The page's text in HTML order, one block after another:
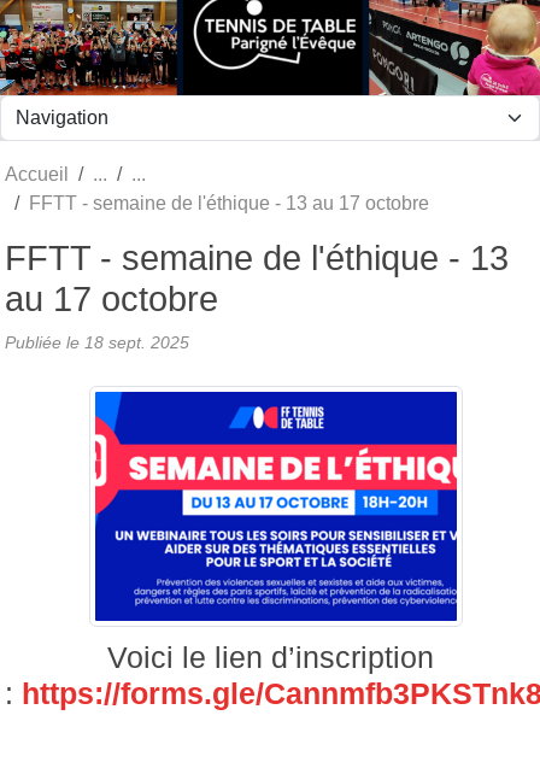
Accueil
FFTT - semaine de l'éthique - 13 au 17 octobre
FFTT - semaine de l'éthique - 13
au 17 octobre
Publiée le 18 sept. 2025
Voici le lien d’inscription
: https://forms.gle/
Panneau de gestion des cookies